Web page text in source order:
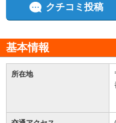
クチコミ投稿
基本情報
所在地